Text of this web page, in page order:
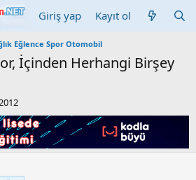
Giriş yap Kayıt ol
Eğlence Spor Otomobil
İçinden Herhangi Birşey